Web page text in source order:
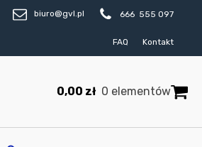
biuro@gvl.pl 666 555 097
FAQ Kontakt
0,00 zł 0 elementów